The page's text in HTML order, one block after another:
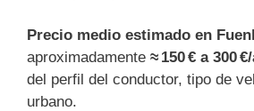
Precio medio estimado en
aproximadamente ≈ 150 € a 300
del perfil del conductor, tipo de
urbano.